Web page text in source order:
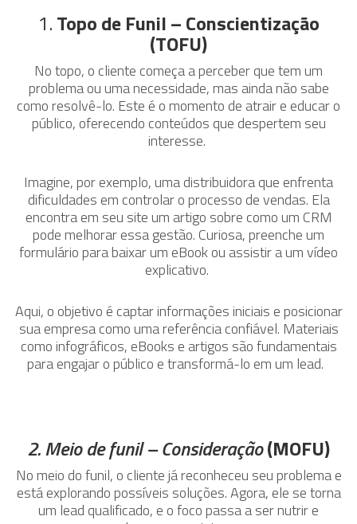
1.Topo de Funil – Conscientização
(TOFU)
No topo, o cliente começa a perceber que tem um
problema ou uma necessidade, mas ainda não sabe
como resolvê-lo. Este é o momento de atrair e educar o
público, oferecendo conteúdos que despertem seu
interesse.
Imagine, por exemplo, uma distribuidora que enfrenta
dificuldades em controlar o processo de vendas. Ela
encontra em seu site um artigo sobre como um CRM
pode melhorar essa gestão. Curiosa, preenche um
formulário para baixar um eBook ou assistir a um vídeo
explicativo.
Aqui, o objetivo é captar informações iniciais e posicionar
sua empresa como uma referência confiável. Materiais
como infográficos, eBooks e artigos são fundamentais
para engajar o público e transformá-lo em um lead.
2. Meio de funil – Consideração(MOFU)
No meio do funil, o cliente já reconheceu seu problema e
está explorando possíveis soluções. Agora, ele se torna
um lead qualificado, e o foco passa a ser nutrir e